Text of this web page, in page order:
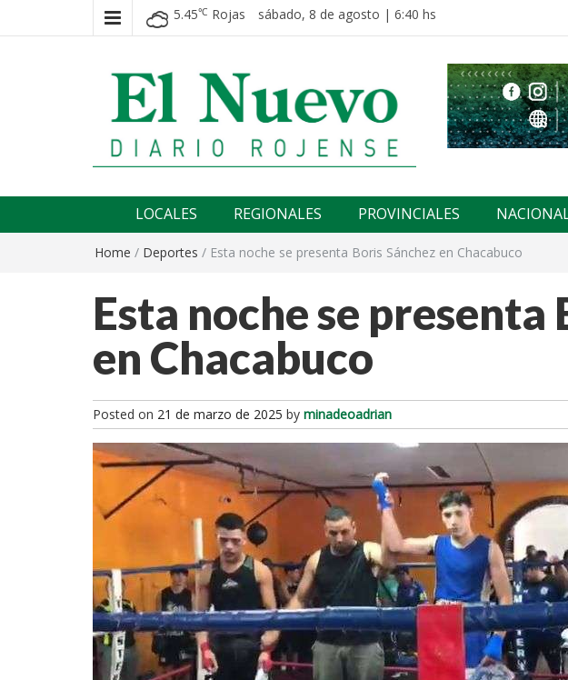
5.45℃ Rojas sábado, 8 de agosto | 6:40 hs
El nuevo rojense
LOCALES REGIONALES PROVINCIALES
Home / Deportes / Esta noche se presenta Boris Sánchez en Chacabuco
Esta noche se presenta
en Chacabuco
Posted on 21 de marzo de 2025 by minadeoadrian